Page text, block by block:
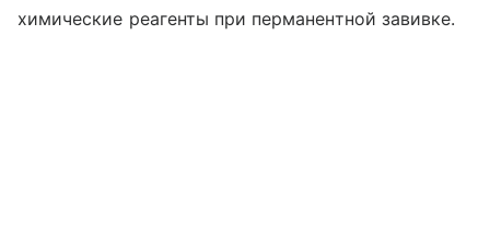
химические реагенты при перманентной завивке.